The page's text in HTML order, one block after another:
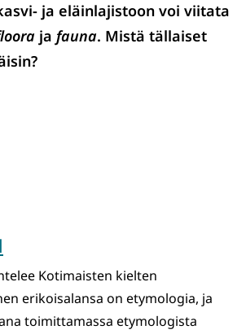
ja eläinlajistoon voi viitata
ja fauna. Mistä tällaiset
Kotimaisten kielten
erikoisalansa on etymologia, ja
toimittamassa etymologista